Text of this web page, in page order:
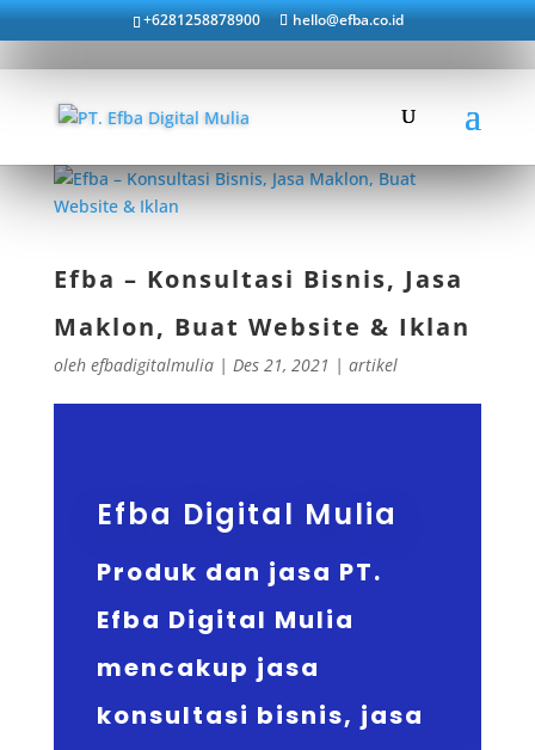
+6281258878900 hello@efba.co.id
Efba – Konsultasi Bisnis, Jasa
Maklon, Buat Website & Iklan
oleh efbadigitalmulia| Des 21, 2021 | artikel
Efba Digital Mulia
Produk dan jasa PT.
Efba Digital Mulia
mencakup jasa
konsultasi bisnis, jasa